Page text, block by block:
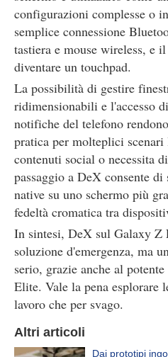
configurazioni complesse o
semplice connessione
tastiera e mouse wireless, e
diventare un touchpad.
La possibilità di gestire
ridimensionabili e l'accesso
notifiche del telefono
pratica per molteplici
contenuti social o necessita
passaggio a DeX consente
native su uno schermo più
fedeltà cromatica tra
In sintesi, DeX sul Galaxy Z
soluzione d'emergenza, ma
serio, grazie anche al
Elite. Vale la pena esplorare
lavoro che per svago.
Altri articoli
Dai prototipi